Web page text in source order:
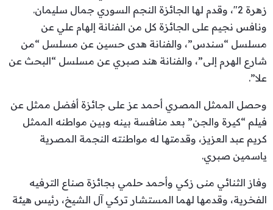
زهرة 2″، وقدم لها الجائزة النجم السوري جمال سليمان.
ونافس نجيم على الجائزة كل من الفنانة إلهام علي عن
مسلسل “سندس”، والفنانة هدى حسين عن مسلسل “من
شارع الهرم إلى”، والفنانة هند صبري عن مسلسل “البحث عن
علا”.
وحصل الممثل المصري أحمد عز على جائزة أفضل ممثل عن
فيلم “كيرة والجن” بعد منافسة بينه وبين مواطنه الممثل
كريم عبد العزيز، وقدمتها له مواطنته النجمة المصرية
ياسمين صبري.
وفاز الثنائي منى زكي وأحمد حلمي بجائزة صناع الترفيه
الفخرية، وقدمها لهما المستشار تركي آل الشيخ، رئيس هيئة